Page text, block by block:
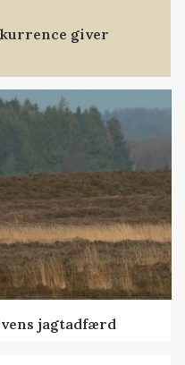
giver
jagtadfærd